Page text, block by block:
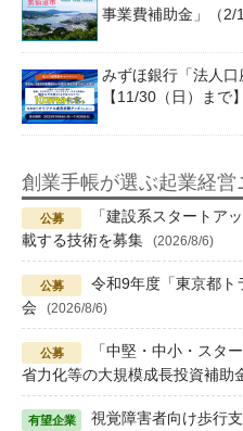
事業費補助金」（2/
みずほ銀行「法人口
【11/30（日）まで】
創業手帳が選ぶ起業経営
「建設系スタートア
載する技術を募集
(2026/8/6)
令和9年度「東京都ト
会
(2026/8/6)
「中堅・中小・スタ
省力化等の大規模成長投資補助
視覚障害者向け歩行